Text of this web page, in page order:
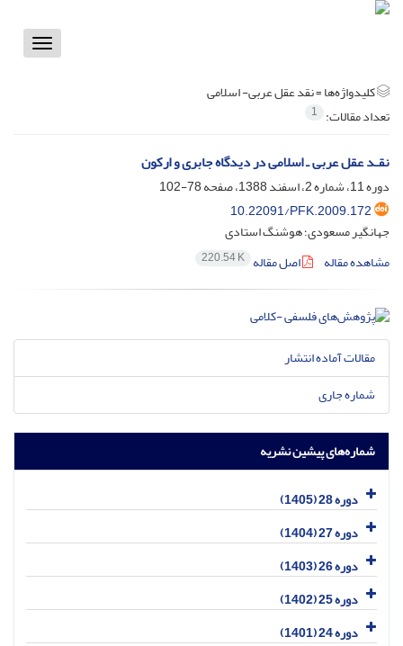
Toggle
کلیدواژه‌ها =نقد عقل عربی- اسلامی
تعداد مقالات: 1
نقـد عقل عربی ـ اسلامی در دیدگاه جابری و ارکون
دوره 11، شماره 2، اسفند 1388، صفحه
78-102
10.22091/PFK.2009.172
جهانگیر مسعودی؛ هوشنگ استادی
مشاهده مقاله
اصل مقاله 220.54 K
مقالات آماده انتشار
شماره جاری
شماره‌های پیشین نشریه
دوره 28 (1405)
دوره 27 (1404)
دوره 26 (1403)
دوره 25 (1402)
دوره 24 (1401)